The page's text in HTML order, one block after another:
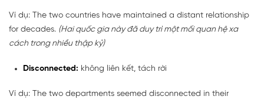
Ví dụ: The two countries have maintained a distant relationship
for decades. (Hai quốc gia này đã duy trì một mối quan hệ xa
cách trong nhiều thập kỷ)
Disconnected: không liên kết, tách rời
Ví dụ: The two departments seemed disconnected in their